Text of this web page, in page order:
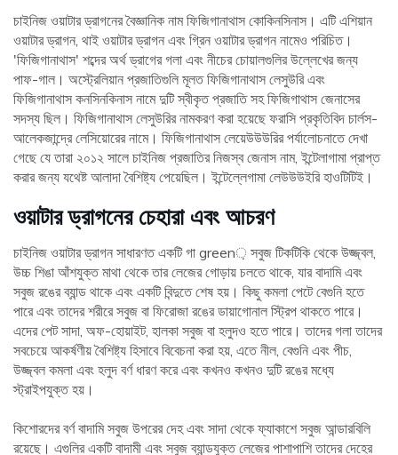
চাইনিজ ওয়াটার ড্রাগনের বৈজ্ঞানিক নাম ফিজিগানাথাস কোকিনসিনাস। এটি এশিয়ান
ওয়াটার ড্রাগন, থাই ওয়াটার ড্রাগন এবং গ্রিন ওয়াটার ড্রাগন নামেও পরিচিত।
'ফিজিগানাথাস' শব্দের অর্থ ড্রাগের গলা এবং নীচের চোয়ালগুলির উল্লেখের জন্য
পাফ-গাল। অস্ট্রেলিয়ান প্রজাতিগুলি মূলত ফিজিগানাথাস লেসুউরি এবং
ফিজিগানাথাস কনসিনকিনাস নামে দুটি স্বীকৃত প্রজাতি সহ ফিজিগাথাস জেনাসের
সদস্য ছিল। ফিজিগানাথাস লেসুউরির নামকরণ করা হয়েছে ফরাসি প্রকৃতিবিদ চার্লস-
আলেকজান্দ্রে লেসিয়োরের নামে। ফিজিগানাথাস লেয়েউউউরির পর্যালোচনাতে দেখা
গেছে যে তারা ২০১২ সালে চাইনিজ প্রজাতির নিজস্ব জেনাস নাম, ইন্টেলাগামা প্রাপ্ত
করার জন্য যথেষ্ট আলাদা বৈশিষ্ট্য পেয়েছিল। ইন্টেল্লেগামা লেউউউইরি হাওটিটিই।
ওয়াটার ড্রাগনের চেহারা এবং আচরণ
চাইনিজ ওয়াটার ড্রাগন সাধারণত একটি গা green় সবুজ টিকটিকি থেকে উজ্জ্বল,
উচ্চ শিঙা আঁশযুক্ত মাথা থেকে তার লেজের গোড়ায় চলতে থাকে, যার বাদামি এবং
সবুজ রঙের ব্যান্ড থাকে এবং একটি বিন্দুতে শেষ হয়। কিছু কমলা পেটে বেগুনি হতে
পারে এবং তাদের শরীরে সবুজ বা ফিরোজা রঙের ডায়াগোনাল স্ট্রিপ থাকতে পারে।
এদের পেট সাদা, অফ-হোয়াইট, হালকা সবুজ বা হলুদও হতে পারে। তাদের গলা তাদের
সবচেয়ে আকর্ষণীয় বৈশিষ্ট্য হিসাবে বিবেচনা করা হয়, এতে নীল, বেগুনি এবং পীচ,
উজ্জ্বল কমলা এবং হলুদ বর্ণ ধারণ করে এবং কখনও কখনও দুটি রঙের মধ্যে
স্ট্রাইপযুক্ত হয়।
কিশোরদের বর্ণ বাদামি সবুজ উপরের দেহ এবং সাদা থেকে ফ্যাকাশে সবুজ আন্ডারবিলি
রয়েছে। এগুলির একটি বাদামী এবং সবুজ ব্যান্ডযুক্ত লেজের পাশাপাশি তাদের দেহের